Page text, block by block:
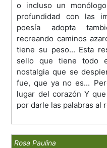
o incluso un
profundidad con las
poesía adopta
recreando caminos
tiene su peso... Esta
sello que tiene todo
nostalgia que se
fue, que ya no es...
lugar del corazón Y
por darle las palabras al
Rosa Paulina